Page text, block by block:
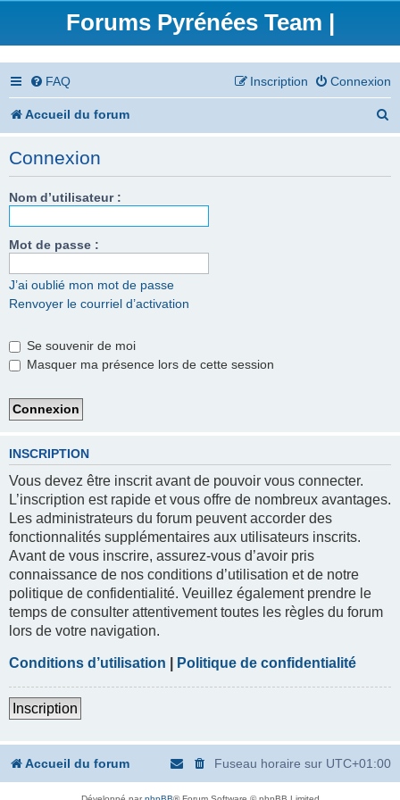
Forums Pyrénées Team |
FAQ Connexion
Inscription
Accueil du forum
Connexion
Nom d’utilisateur :
Mot de passe :
J’ai oublié mon mot de passe
Renvoyer le courriel d’activation
Se souvenir de moi
Masquer ma présence lors de cette session
INSCRIPTION
Vous devez être inscrit avant de pouvoir vous connecter.
L’inscription est rapide et vous offre de nombreux avantages.
Les administrateurs du forum peuvent accorder des
fonctionnalités supplémentaires aux utilisateurs inscrits.
Avant de vous inscrire, assurez-vous d’avoir pris
connaissance de nos conditions d’utilisation et de notre
politique de confidentialité. Veuillez également prendre le
temps de consulter attentivement toutes les règles du forum
lors de votre navigation.
Conditions d’utilisation Politique de confidentialité
Inscription
Accueil du forum Fuseau horaire sur UTC+01:00